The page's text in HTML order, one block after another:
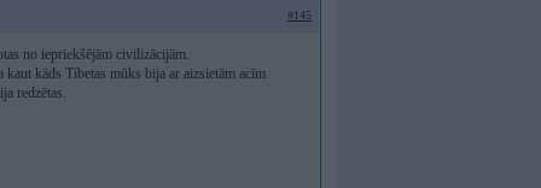
#145
no iepriekšējām civilizācijām.
kāds Tibetas mūks bija ar aizsietām acīm
redzētas.